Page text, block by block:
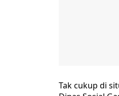
Tak cukup di